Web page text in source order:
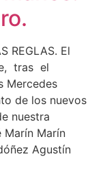
REGLAS. El
tras el
Mercedes
de los nuevos
nuestra
Marín Marín
Agustín